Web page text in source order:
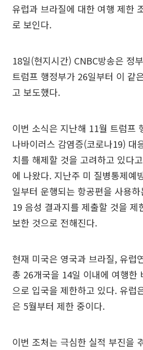
유럽과 브라질에 대한 여행 제한
로 보인다.
18일(현지시간) CNBC방송은 정
트럼프 행정부가 26일부터 이 같
고 보도했다.
이번 소식은 지난해 11월 트럼프
나바이러스 감염증(코로나19) 대
치를 해제할 것을 고려하고 있다
에 나왔다. 지난주 미 질병통제예
일부터 운행되는 항공편을 사용
19 음성 결과지를 제출할 것을 제
보한 것으로 전해진다.
현재 미국은 영국과 브라질, 유럽
총 26개국을 14일 이내에 여행한
으로 입국을 제한하고 있다. 유럽
은 5월부터 제한 중이다.
이번 조처는 극심한 실적 부진을